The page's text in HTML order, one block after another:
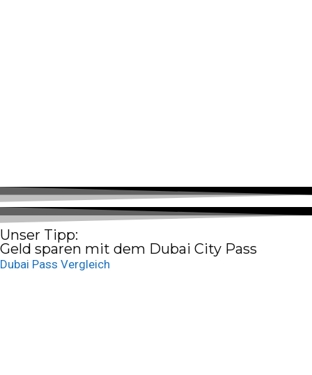
Unser Tipp:
Geld sparen mit dem Dubai City Pass
Dubai Pass Vergleich